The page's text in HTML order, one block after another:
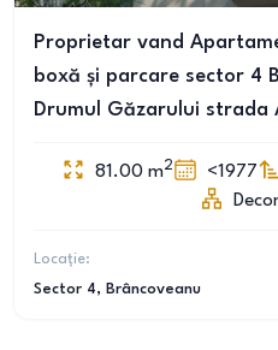
Proprietar vand
boxă și parcare sector 4
Drumul Găzarului strada
81.00 m2 <1977
Locație:
Sector 4, Brâncoveanu